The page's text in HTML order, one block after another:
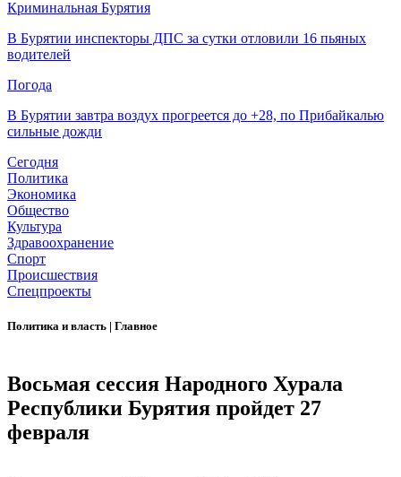
Криминальная Бурятия
В Бурятии инспекторы ДПС за сутки отловили 16 пьяных
водителей
Погода
В Бурятии завтра воздух прогреется до +28, по Прибайкалью
сильные дожди
Сегодня
Политика
Экономика
Общество
Культура
Здравоохранение
Спорт
Происшествия
Спецпроекты
Политика и власть | Главное
Восьмая сессия Народного Хурала
Республики Бурятия пройдет 27
февраля